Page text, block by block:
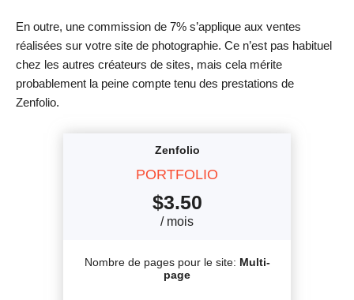
En outre, une commission de 7% s’applique aux ventes
réalisées sur votre site de photographie. Ce n’est pas habituel
chez les autres créateurs de sites, mais cela mérite
probablement la peine compte tenu des prestations de
Zenfolio.
Zenfolio
PORTFOLIO
$3.50
/ mois
Nombre de pages pour le site: Multi-
page